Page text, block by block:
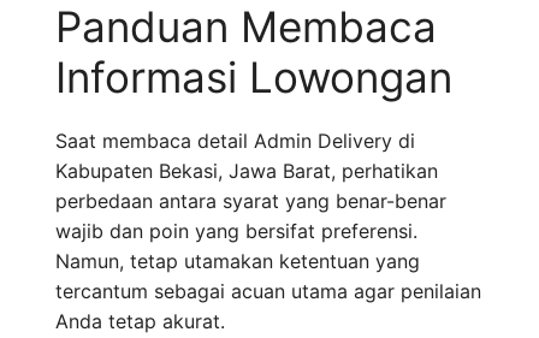
Panduan Membaca
Informasi Lowongan
Saat membaca detail Admin Delivery di
Kabupaten Bekasi, Jawa Barat, perhatikan
perbedaan antara syarat yang benar-benar
wajib dan poin yang bersifat preferensi.
Namun, tetap utamakan ketentuan yang
tercantum sebagai acuan utama agar penilaian
Anda tetap akurat.